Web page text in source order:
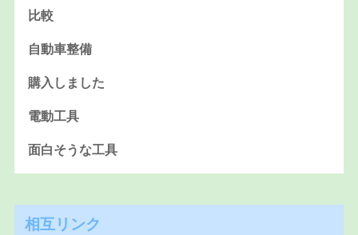
比較
自動車整備
購入しました
電動工具
面白そうな工具
相互リンク